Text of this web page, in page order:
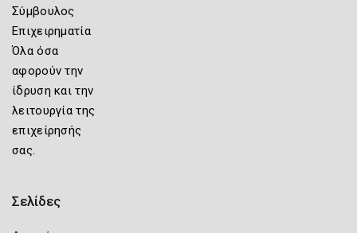
Σύμβουλος
Επιχειρηματία
Όλα όσα
αφορούν την
ίδρυση και την
λειτουργία της
επιχείρησής
σας.
Σελίδες